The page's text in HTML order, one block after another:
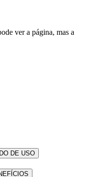
ver a página, mas a
DE USO